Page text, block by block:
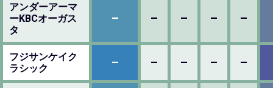
アンダーアーマ
ーKBCオーガス
タ
– – – – –
フジサンケイク
ラシック
– – – – –